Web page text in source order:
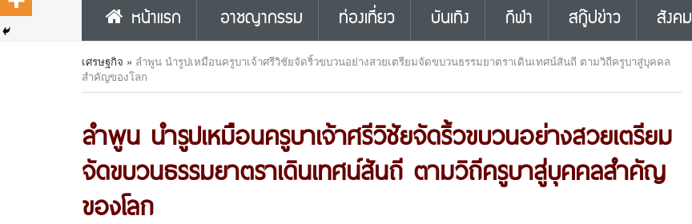
หน้าแรก อาชญากรรม ท่องเที่ยว บันเทิง กีฬา สกู๊ปข่าว สังคม
เศรษฐกิจ » ลำพูน นำรูปเหมือนครูบาเจ้าศรีวิชัยจัดริ้วขบวนอย่างสวยเตรียมจัดขบวนธรรมยาตราเดินเทศน์สันถี ตามวิถีครูบาสู่บุคคล
สำคัญของโลก
ลำพูน นำรูปเหมือนครูบาเจ้าศรีวิชัยจัดริ้วขบวนอย่างสวยเตรียม
จัดขบวนธรรมยาตราเดินเทศน์สันถี ตามวิถีครูบาสู่บุคคลสำคัญ
ของโลก